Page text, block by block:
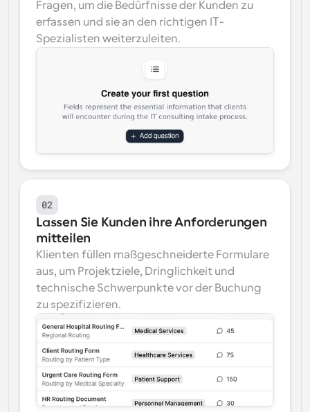
Fragen, um die Bedürfnisse der Kunden zu
erfassen und sie an den richtigen IT-
Spezialisten weiterzuleiten.
02
Lassen Sie Kunden ihre Anforderungen
mitteilen
Klienten füllen maßgeschneiderte Formulare
aus, um Projektziele, Dringlichkeit und
technische Schwerpunkte vor der Buchung
zu spezifizieren.